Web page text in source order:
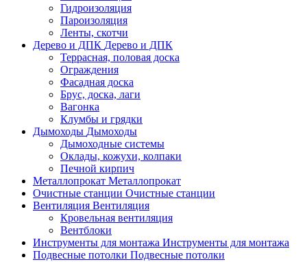
Гидроизоляция
Пароизоляция
Ленты, скотчи
Дерево и ДПК Дерево и ДПК
Террасная, половая доска
Ограждения
Фасадная доска
Брус, доска, лаги
Вагонка
Клумбы и грядки
Дымоходы Дымоходы
Дымоходные системы
Оклады, кожухи, колпаки
Печной кирпич
Металлопрокат Металлопрокат
Очистные станции Очистные станции
Вентиляция Вентиляция
Кровельная вентиляция
Вентблоки
Инструменты для монтажа Инструменты для монтажа
Подвесные потолки Подвесные потолки